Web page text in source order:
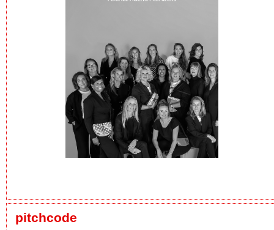
pitchcode